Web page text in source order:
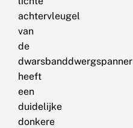
achtervleugel
van
de
dwarsbanddwergspanner
heeft
een
duidelijke
donkere